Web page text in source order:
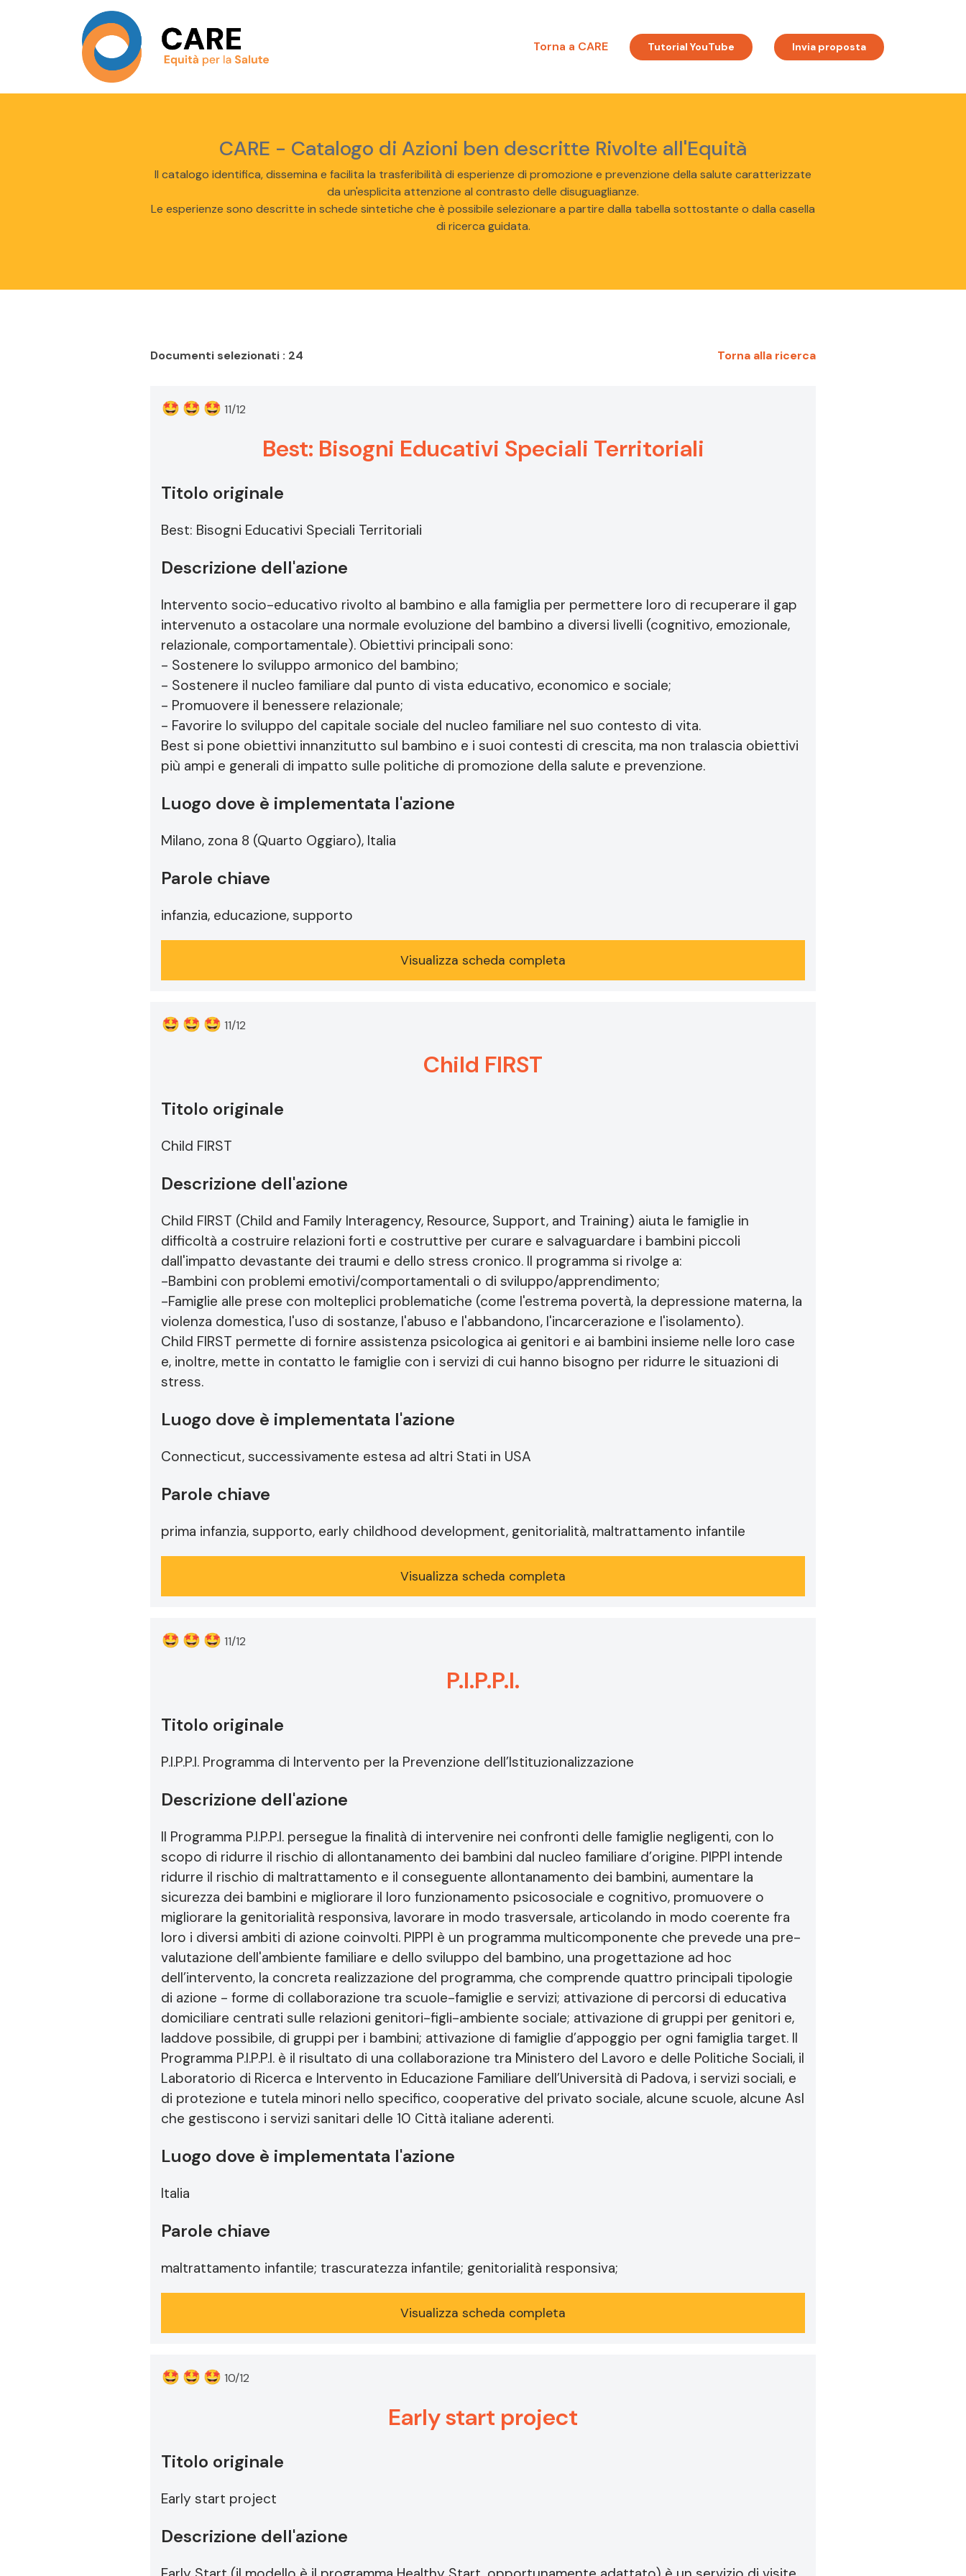
Torna a CARE Tutorial YouTube Invia proposta
CARE - Catalogo di Azioni ben descritte Rivolte all'Equità
Il catalogo identifica, dissemina e facilita la trasferibilità di esperienze di promozione e prevenzione della salute caratterizzate
da un'esplicita attenzione al contrasto delle disuguaglianze.
Le esperienze sono descritte in schede sintetiche che è possibile selezionare a partire dalla tabella sottostante o dalla casella
di ricerca guidata.
Documenti selezionati : 24 Torna alla ricerca
🤩 🤩 🤩 11/12
Best: Bisogni Educativi Speciali Territoriali
Titolo originale
Best: Bisogni Educativi Speciali Territoriali
Descrizione dell'azione
Intervento socio-educativo rivolto al bambino e alla famiglia per permettere loro di recuperare il gap
intervenuto a ostacolare una normale evoluzione del bambino a diversi livelli (cognitivo, emozionale,
relazionale, comportamentale). Obiettivi principali sono:
- Sostenere lo sviluppo armonico del bambino;
- Sostenere il nucleo familiare dal punto di vista educativo, economico e sociale;
- Promuovere il benessere relazionale;
- Favorire lo sviluppo del capitale sociale del nucleo familiare nel suo contesto di vita.
Best si pone obiettivi innanzitutto sul bambino e i suoi contesti di crescita, ma non tralascia obiettivi
più ampi e generali di impatto sulle politiche di promozione della salute e prevenzione.
Luogo dove è implementata l'azione
Milano, zona 8 (Quarto Oggiaro), Italia
Parole chiave
infanzia, educazione, supporto
Visualizza scheda completa
🤩 🤩 🤩 11/12
Child FIRST
Titolo originale
Child FIRST
Descrizione dell'azione
Child FIRST (Child and Family Interagency, Resource, Support, and Training) aiuta le famiglie in
difficoltà a costruire relazioni forti e costruttive per curare e salvaguardare i bambini piccoli
dall'impatto devastante dei traumi e dello stress cronico. Il programma si rivolge a:
-Bambini con problemi emotivi/comportamentali o di sviluppo/apprendimento;
-Famiglie alle prese con molteplici problematiche (come l'estrema povertà, la depressione materna, la
violenza domestica, l'uso di sostanze, l'abuso e l'abbandono, l'incarcerazione e l'isolamento).
Child FIRST permette di fornire assistenza psicologica ai genitori e ai bambini insieme nelle loro case
e, inoltre, mette in contatto le famiglie con i servizi di cui hanno bisogno per ridurre le situazioni di
stress.
Luogo dove è implementata l'azione
Connecticut, successivamente estesa ad altri Stati in USA
Parole chiave
prima infanzia, supporto, early childhood development, genitorialità, maltrattamento infantile
Visualizza scheda completa
🤩 🤩 🤩 11/12
P.I.P.P.I.
Titolo originale
P.I.P.P.I. Programma di Intervento per la Prevenzione dell’Istituzionalizzazione
Descrizione dell'azione
Il Programma P.I.P.P.I. persegue la finalità di intervenire nei confronti delle famiglie negligenti, con lo
scopo di ridurre il rischio di allontanamento dei bambini dal nucleo familiare d’origine. PIPPI intende
ridurre il rischio di maltrattamento e il conseguente allontanamento dei bambini, aumentare la
sicurezza dei bambini e migliorare il loro funzionamento psicosociale e cognitivo, promuovere o
migliorare la genitorialità responsiva, lavorare in modo trasversale, articolando in modo coerente fra
loro i diversi ambiti di azione coinvolti. PIPPI è un programma multicomponente che prevede una pre-
valutazione dell'ambiente familiare e dello sviluppo del bambino, una progettazione ad hoc
dell’intervento, la concreta realizzazione del programma, che comprende quattro principali tipologie
di azione - forme di collaborazione tra scuole-famiglie e servizi; attivazione di percorsi di educativa
domiciliare centrati sulle relazioni genitori-figli-ambiente sociale; attivazione di gruppi per genitori e,
laddove possibile, di gruppi per i bambini; attivazione di famiglie d’appoggio per ogni famiglia target. Il
Programma P.I.P.P.I. è il risultato di una collaborazione tra Ministero del Lavoro e delle Politiche Sociali, il
Laboratorio di Ricerca e Intervento in Educazione Familiare dell’Università di Padova, i servizi sociali, e
di protezione e tutela minori nello specifico, cooperative del privato sociale, alcune scuole, alcune Asl
che gestiscono i servizi sanitari delle 10 Città italiane aderenti.
Luogo dove è implementata l'azione
Italia
Parole chiave
maltrattamento infantile; trascuratezza infantile; genitorialità responsiva;
Visualizza scheda completa
🤩 🤩 🤩 10/12
Early start project
Titolo originale
Early start project
Descrizione dell'azione